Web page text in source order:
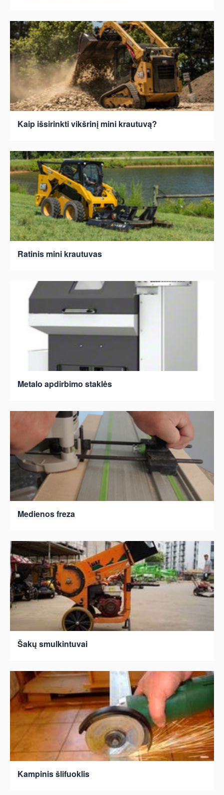
Kaip išsirinkti vikšrinį mini krautuvą?
Ratinis mini krautuvas
Metalo apdirbimo staklės
Medienos freza
Šakų smulkintuvai
Kampinis šlifuoklis